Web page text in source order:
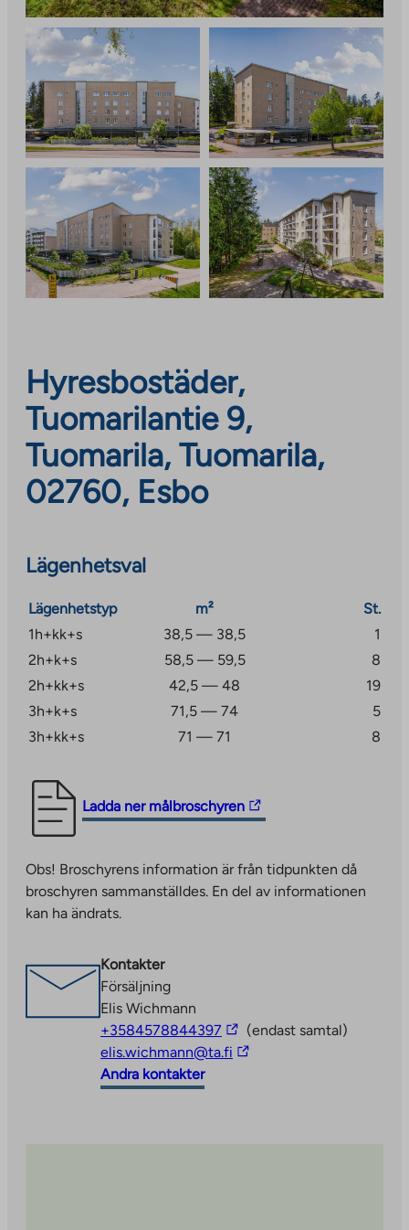
Hyresbostäder,
Tuomarilantie 9,
Tuomarila, Tuomarila,
02760, Esbo
Lägenhetsval
Lägenhetstyp m²
St.
1h+kk+s
38,5 — 38,5
1
2h+k+s
58,5 — 59,5
8
2h+kk+s
42,5 — 48
19
3h+k+s
71,5 — 74
5
3h+kk+s
71 — 71 8
Ladda ner målbroschyren
The
link
you
to
an
site.
Link
opens
in
new
tab
Obs! Broschyrens information är från tidpunkten då
broschyren sammanställdes. En del av informationen
kan ha ändrats.
Kontakter
Försäljning
Elis Wichmann
+3584578844397 The
link
(endast samtal)
elis.wichmann@ta.fi The
Andra kontakter